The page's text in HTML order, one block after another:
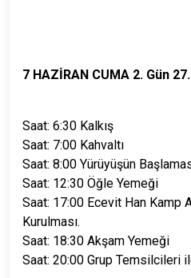
7 HAZİRAN CUMA 2. Gün
Saat: 6:30 Kalkış
Saat: 7:00 Kahvaltı
Saat: 8:00 Yürüyüşün
Saat: 12:30 Öğle Yemeği
Saat: 17:00 Ecevit Han Kamp
Kurulması.
Saat: 18:30 Akşam Yemeği
Saat: 20:00 Grup Temsilcileri